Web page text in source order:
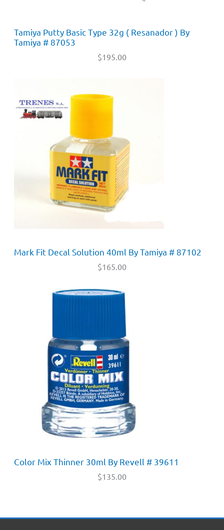
Tamiya Putty Basic Type 32g ( Resanador ) By
Tamiya # 87053
$195.00
Mark Fit Decal Solution 40ml By Tamiya # 87102
$165.00
Color Mix Thinner 30ml By Revell # 39611
$135.00